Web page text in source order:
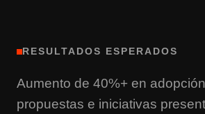
RESULTADOS ESPERADOS
Aumento de 40%+ en
propuestas e iniciativas